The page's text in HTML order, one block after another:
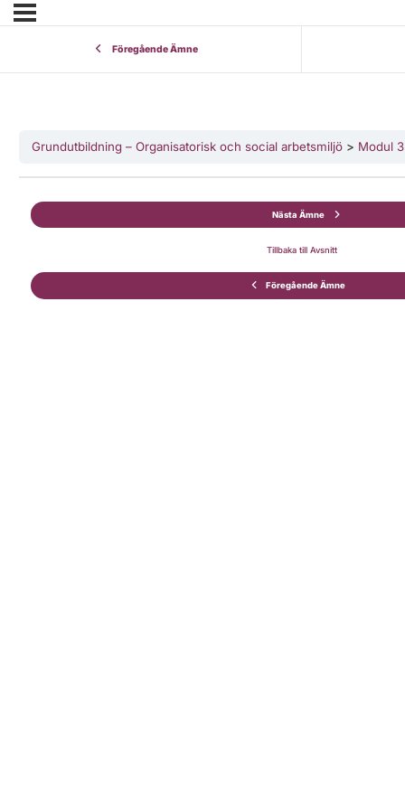
Föregående Ämne
Grundutbildning – Organisatorisk och social arbetsmiljö Modul
Föregående Ämne
Tillbaka till Avsnitt
Nästa Ämne